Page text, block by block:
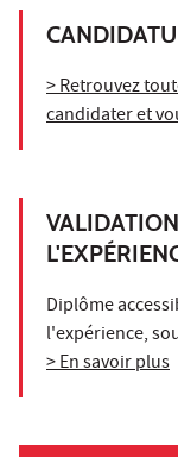
> Retrouvez
candidater et
Diplôme
l'expérience,
> En savoir plus